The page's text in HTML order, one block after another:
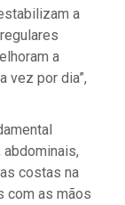
a
a
vez por dia”,
costas na
com as mãos